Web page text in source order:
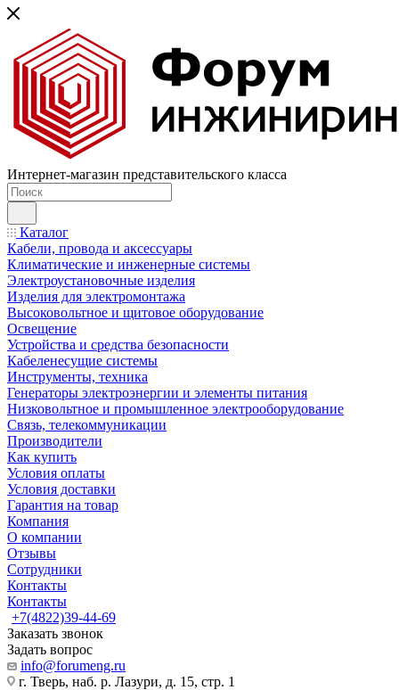
Интернет-магазин представительского класса
Каталог
Кабели, провода и аксессуары
Климатические и инженерные системы
Электроустановочные изделия
Изделия для электромонтажа
Высоковольтное и щитовое оборудование
Освещение
Устройства и средства безопасности
Кабеленесущие системы
Инструменты, техника
Генераторы электроэнергии и элементы питания
Низковольтное и промышленное электрооборудование
Связь, телекоммуникации
Производители
Как купить
Условия оплаты
Условия доставки
Гарантия на товар
Компания
О компании
Отзывы
Сотрудники
Контакты
Контакты
+7(4822)39-44-69
Заказать звонок
Задать вопрос
info@forumeng.ru
г. Тверь, наб. р. Лазури, д. 15, стр. 1